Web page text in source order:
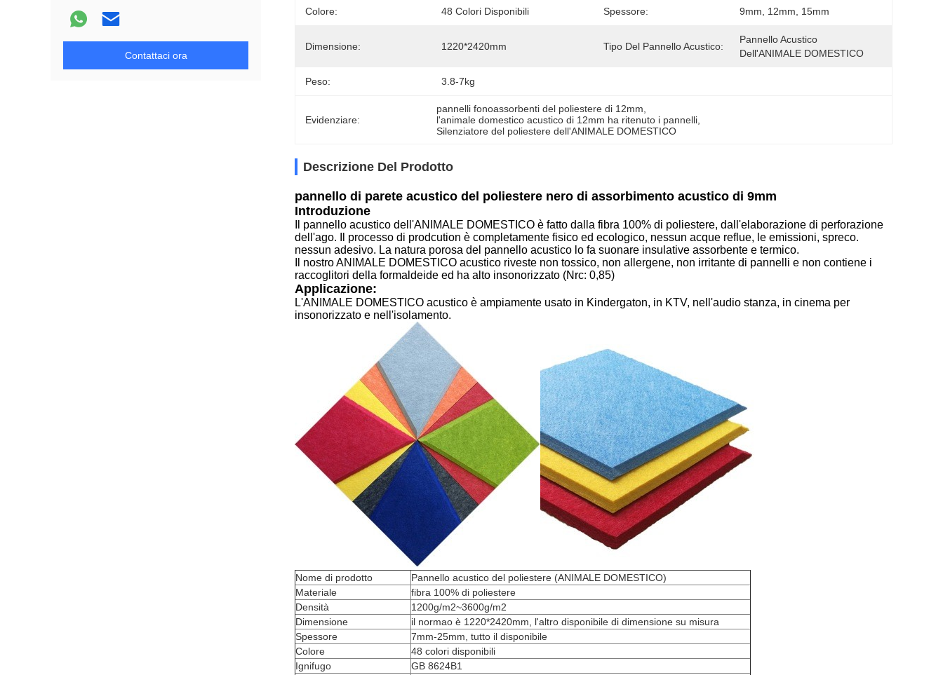
Contattaci ora
Colore: 48 Colori Disponibili Spessore: 9mm, 12mm, 15mm
Dimensione: 1220*2420mm Tipo Del Pannello Acustico:
Pannello Acustico
Dell'ANIMALE DOMESTICO
Peso: 3.8-7kg
Evidenziare:
pannelli fonoassorbenti del poliestere di 12mm
l'animale domestico acustico di 12mm ha ritenuto i pannelli
Silenziatore del poliestere dell'ANIMALE DOMESTICO
Descrizione Del Prodotto
pannello di parete acustico del poliestere nero di assorbimento acustico di 9mm
Introduzione
Il pannello acustico dell'ANIMALE DOMESTICO è fatto dalla fibra 100% di poliestere, dall'elaborazione di perforazione
dell'ago. Il processo di prodcution è completamente fisico ed ecologico, nessun acque reflue, le emissioni, spreco.
nessun adesivo. La natura porosa del pannello acustico lo fa suonare insulative assorbente e termico.
Il nostro ANIMALE DOMESTICO acustico riveste non tossico, non allergene, non irritante di pannelli e non contiene i
raccoglitori della formaldeide ed ha alto insonorizzato (Nrc: 0,85)
Applicazione:
L'ANIMALE DOMESTICO acustico è ampiamente usato in Kindergaton, in KTV, nell'audio stanza, in cinema per
insonorizzato e nell'isolamento.
Nome di prodotto
Pannello acustico del poliestere (ANIMALE DOMESTICO)
Materiale
fibra 100% di poliestere
Densità
1200g/m2~3600g/m2
Dimensione
il normao è 1220*2420mm, l'altro disponibile di dimensione su misura
Spessore
7mm-25mm, tutto il disponibile
Colore
48 colori disponibili
Ignifugo
GB 8624B1